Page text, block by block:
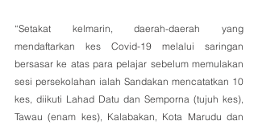
“Setakat kelmarin, daerah-daerah yang
mendaftarkan kes Covid-19 melalui saringan
bersasar ke atas para pelajar sebelum memulakan
sesi persekolahan ialah Sandakan mencatatkan 10
kes, diikuti Lahad Datu dan Semporna (tujuh kes),
Tawau (enam kes), Kalabakan, Kota Marudu dan